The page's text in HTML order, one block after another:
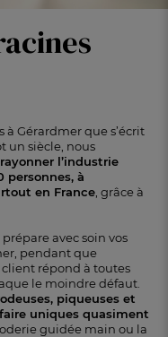
à Gérardmer que s’écrit
un siècle, nous
l’industrie
personnes, à
en France , grâce à
avec soin vos
pendant que
répond à toutes
le moindre défaut.
piqueuses et
uniques quasiment
guidée main ou la